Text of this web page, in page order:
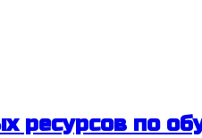
ресурсов по